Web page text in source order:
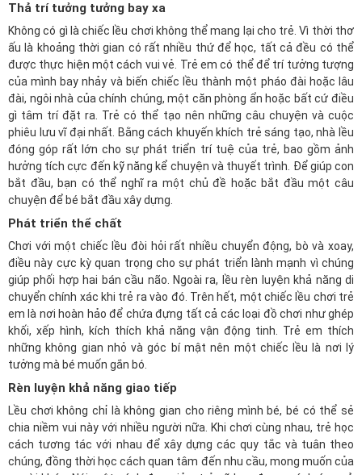
Thả trí tưởng tưởng bay xa
Không có gì là chiếc lều chơi không thể mang lại cho trẻ. Vì thời thơ
ấu là khoảng thời gian có rất nhiều thứ để học, tất cả đều có thể
được thực hiện một cách vui vẻ. Trẻ em có thể để trí tưởng tượng
của mình bay nhảy và biến chiếc lều thành một pháo đài hoặc lâu
đài, ngôi nhà của chính chúng, một căn phòng ẩn hoặc bất cứ điều
gì tâm trí đặt ra. Trẻ có thể tạo nên những câu chuyện và cuộc
phiêu lưu vĩ đại nhất. Bằng cách khuyến khích trẻ sáng tạo, nhà lều
đóng góp rất lớn cho sự phát triển trí tuệ của trẻ, bao gồm ảnh
hưởng tích cực đến kỹ năng kể chuyện và thuyết trình. Để giúp con
bắt đầu, bạn có thể nghĩ ra một chủ đề hoặc bắt đầu một câu
chuyện để bé bắt đầu xây dựng.
Phát triển thể chất
Chơi với một chiếc lều đòi hỏi rất nhiều chuyển động, bò và xoay,
điều này cực kỳ quan trọng cho sự phát triển lành mạnh vì chúng
giúp phối hợp hai bán cầu não. Ngoài ra, lều rèn luyện khả năng di
chuyển chính xác khi trẻ ra vào đó. Trên hết, một chiếc lều chơi trẻ
em là nơi hoàn hảo để chứa đựng tất cả các loại đồ chơi như ghép
khối, xếp hình, kích thích khả năng vận động tinh. Trẻ em thích
những không gian nhỏ và góc bí mật nên một chiếc lều là nơi lý
tưởng mà bé muốn gắn bó.
Rèn luyện khả năng giao tiếp
Lều chơi không chỉ là không gian cho riêng mình bé, bé có thể sẻ
chia niềm vui này với nhiều người nữa. Khi chơi cùng nhau, trẻ học
cách tương tác với nhau để xây dựng các quy tắc và tuân theo
chúng, đồng thời học cách quan tâm đến nhu cầu, mong muốn của